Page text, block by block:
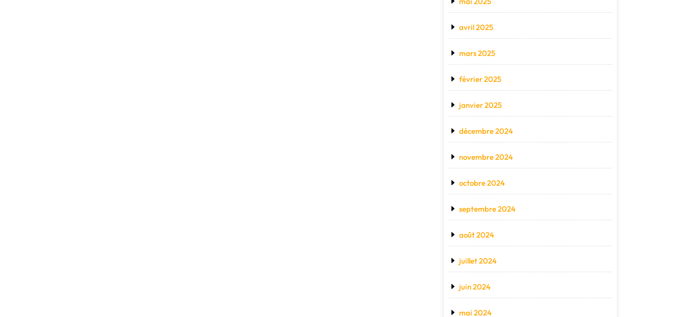
avril 2025
mars 2025
février 2025
janvier 2025
décembre 2024
novembre 2024
octobre 2024
septembre 2024
août 2024
juillet 2024
juin 2024
mai 2024